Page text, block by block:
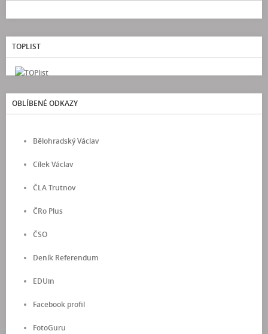
TOPLIST
OBLÍBENÉ ODKAZY
Bělohradský Václav
Cílek Václav
ČLA Trutnov
ČRo Plus
ČSO
Deník Referendum
EDUin
Facebook profil
FotoGuru